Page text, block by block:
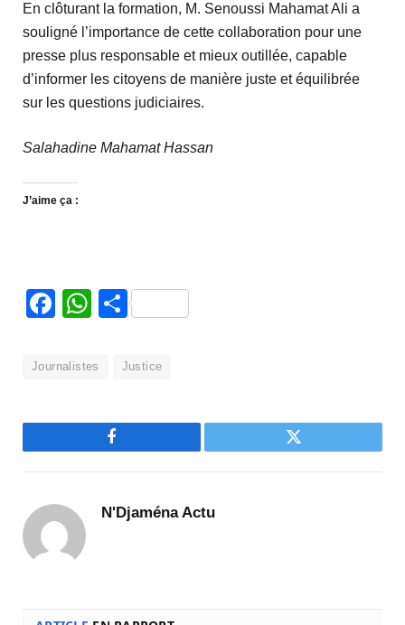
En clôturant la formation, M. Senoussi Mahamat Ali a
souligné l’importance de cette collaboration pour une
presse plus responsable et mieux outillée, capable
d’informer les citoyens de manière juste et équilibrée
sur les questions judiciaires.
Salahadine Mahamat Hassan
J’aime ça :
Facebook
WhatsApp
Partager
Journalistes Justice
Facebook Twitter
N'Djaména Actu